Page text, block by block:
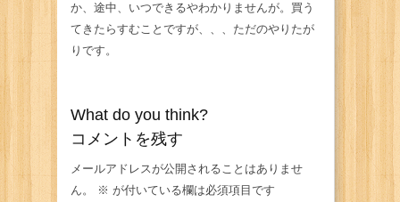
か、途中、いつできるやわかりませんが。買う
てきたらすむことですが、、、ただのやりたが
りです。
What do you think?
コメントを残す
メールアドレスが公開されることはありませ
ん。
※ が付いている欄は必須項目です